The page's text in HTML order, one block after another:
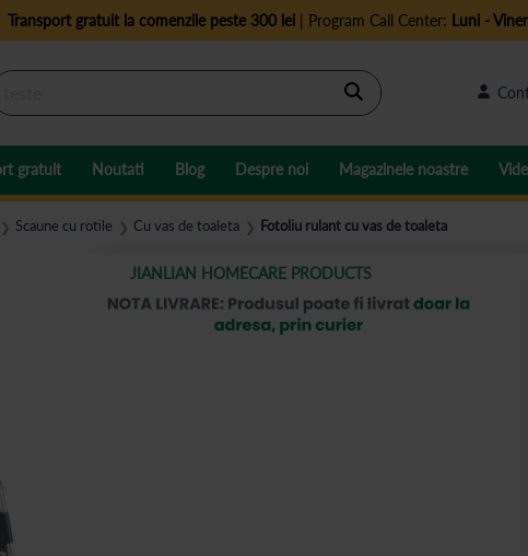
Transport gratuit la comenzile peste 300 lei| Program Call Center: Luni -
Cautare
gratuit Noutati Blog Despre noi Magazinele noastre
❯ Scaune cu rotile ❯ Cu vas de toaleta ❯ Fotoliu rulant cu vas de toaleta
JIANLIAN HOMECARE PRODUCTS